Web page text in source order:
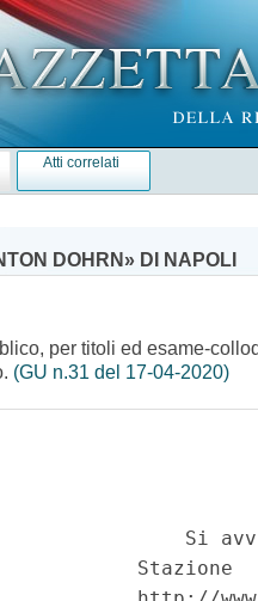
Atti correlati
DOHRN» DI NAPOLI
per titoli ed esame-
(GU n.31 del 17-04-2020)